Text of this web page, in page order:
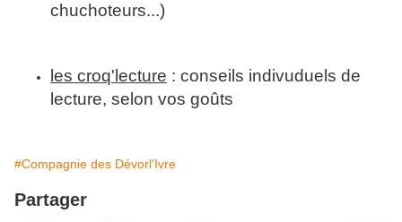
chuchoteurs...)
les croq'lecture : conseils indivuduels de
lecture, selon vos goûts
#Compagnie des Dévorl'Ivre
Partager